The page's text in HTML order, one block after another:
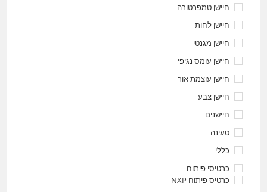
חיישן טמפרטורה
חיישן לחות
חיישן מגנטי
חיישן עומס נגיפי
חיישן עוצמת אור
חיישן צבע
חיישנים
טעינה
כללי
כרטיסי פיתוח
כרטיס פיתוח NXP